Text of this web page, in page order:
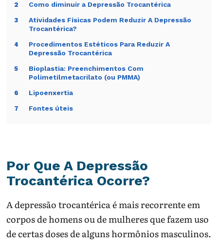
2 Como diminuir a Depressão Trocantérica
3
Atividades Físicas Podem Reduzir A Depressão
Trocantérica?
4
Procedimentos Estéticos Para Reduzir A
Depressão Trocantérica
5
Bioplastia: Preenchimentos Com
Polimetilmetacrilato (ou PMMA)
6 Lipoenxertia
7 Fontes úteis
Por Que A Depressão
Trocantérica Ocorre?
A depressão trocantérica é mais recorrente em
corpos de homens ou de mulheres que fazem uso
de certas doses de alguns hormônios masculinos.